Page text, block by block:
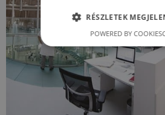
RÉSZLETEK
POWERED BY